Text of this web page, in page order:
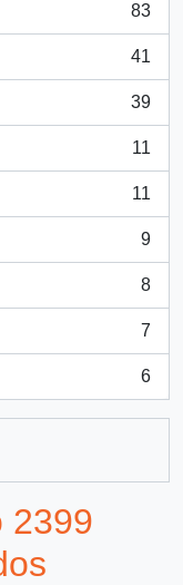
83
41
39
11
11
9
8
7
6
2399